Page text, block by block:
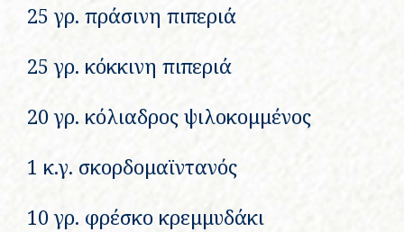
25 γρ. πράσινη πιπεριά
25 γρ. κόκκινη πιπεριά
20 γρ. κόλιαδρος ψιλοκομμένος
1 κ.γ. σκορδομαϊντανός
10 γρ. φρέσκο κρεμμυδάκι